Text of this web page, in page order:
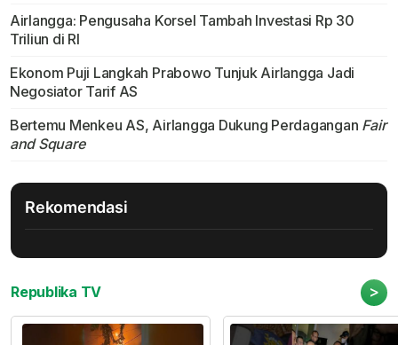
Airlangga: Pengusaha Korsel Tambah Investasi Rp 30
Triliun di RI
Ekonom Puji Langkah Prabowo Tunjuk Airlangga Jadi
Negosiator Tarif AS
Bertemu Menkeu AS, Airlangga Dukung Perdagangan Fair
and Square
Rekomendasi
Republika TV >